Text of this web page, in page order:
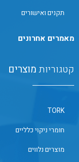
תקנים ואישורים
מאמרים אחרונים
קטגוריות מוצרים
TORK
חומרי ניקוי כלליים
מוצרים נלווים